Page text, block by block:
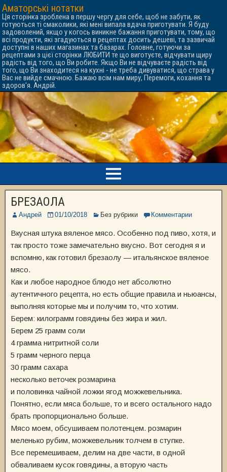
Аматорські нотатки
Ця сторінка зроблена в першу чергу для себе, щоб не забути, як
готуються ті смаколики, які мені випала вдача приготувати. Я буду
задоволений, якщо у когось виникне бажання приготувати, тому, що
всі продукти, які згадуються в рецептах досить дешеві, та зазвичай
доступні в наших магазинах та базарах. Головне, готуючи за
рецептами з цієї сторінки ЛЮБИТИ те що виготуєте, відчувати щиру
радість від того, що Ви робите. Якщо Ви не відчуваєте радість від
того, що Ви знаходитеся на кухні - не треба дивуватися, що страва у
Вас не вийде смачною. Бажаю всім нам миру, Перемоги, кохання та
здоров'я. Андрій.
БРЕЗАОЛА
Андрей 01/10/2018 Без рубрики Комментарии
Вкусная штука вяленое мясо. Особенно под пиво, хотя, и
так просто тоже замечательно вкусно. Вот сегодня я и
вспомню, как готовил брезаолу — итальянское вяленое
мясо.
Как и любое народное блюдо нет абсолютно
аутентичного рецепта, но есть общие правила и ньюансы,
выполняя которые мы и получим то, что хотим.
Берем: килограмм говядины без жира и жил.
Берем 25 грамм соли
4 грамма нитритной соли
5 грамм черного перца
30 грамм сахара
несколько веточек розмарина
и половинка чайной ложки ягод можжевельника.
Понятно, если мяса больше, то и всего остального надо
брать пропорционально больше.
Мясо моем, обсушиваем полотенцем. розмарин
меленько рубим, можжевельник толчем в ступке.
Все перемешиваем, делим на две части, в одной
обваливаем кусок говядины, а вторую часть